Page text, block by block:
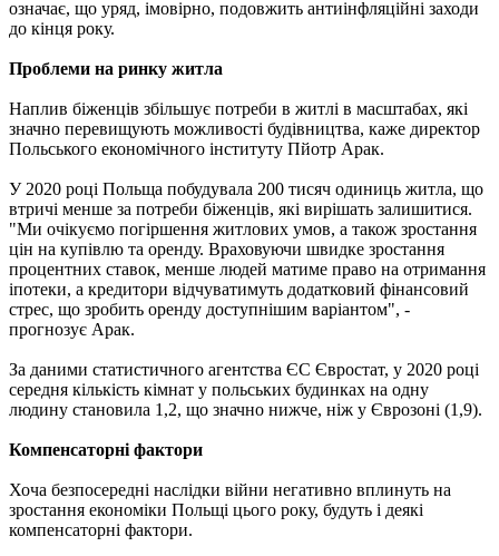
означає, що уряд, імовірно, подовжить антиінфляційні заходи
до кінця року.
Проблеми на ринку житла
Наплив біженців збільшує потреби в житлі в масштабах, які
значно перевищують можливості будівництва, каже директор
Польського економічного інституту Пйотр Арак.
У 2020 році Польща побудувала 200 тисяч одиниць житла, що
втричі менше за потреби біженців, які вирішать залишитися.
"Ми очікуємо погіршення житлових умов, а також зростання
цін на купівлю та оренду. Враховуючи швидке зростання
процентних ставок, менше людей матиме право на отримання
іпотеки, а кредитори відчуватимуть додатковий фінансовий
стрес, що зробить оренду доступнішим варіантом", -
прогнозує Арак.
За даними статистичного агентства ЄС Євростат, у 2020 році
середня кількість кімнат у польських будинках на одну
людину становила 1,2, що значно нижче, ніж у Єврозоні (1,9).
Компенсаторні фактори
Хоча безпосередні наслідки війни негативно вплинуть на
зростання економіки Польщі цього року, будуть і деякі
компенсаторні фактори.